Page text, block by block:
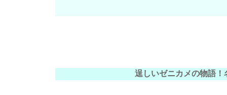
逞しいゼニカメの物語